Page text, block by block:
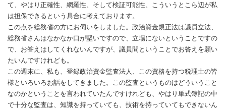
て、やはり正確性、網羅性、そして検証可能性、こういうとこら辺が私
は担保できるという具合に考えております。
この点を総務省の方にお伺いをしました。政治資金規正法は議員立法、
総務省さんはなかなか口が堅いですので、立場にないということですの
で、お答えはしてくれないんですが、議員間ということでお答えを願い
たいんですけれども。
この週末に、私も、登録政治資金監査法人、この資格を持つ税理士の皆
様といろいろお話をしてきました。この監査というものはどういうこと
なのかということを言われていたんですけれども、やはり単式簿記の中
で十分な監査は、知識を持っていても、技術を持っていてもできないん